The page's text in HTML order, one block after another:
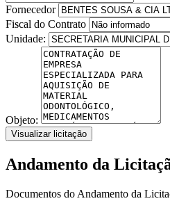
Fornecedor
Fiscal do Contrato
Unidade:
Objeto:
Visualizar licitação
Andamento da
Documentos do Andamento da